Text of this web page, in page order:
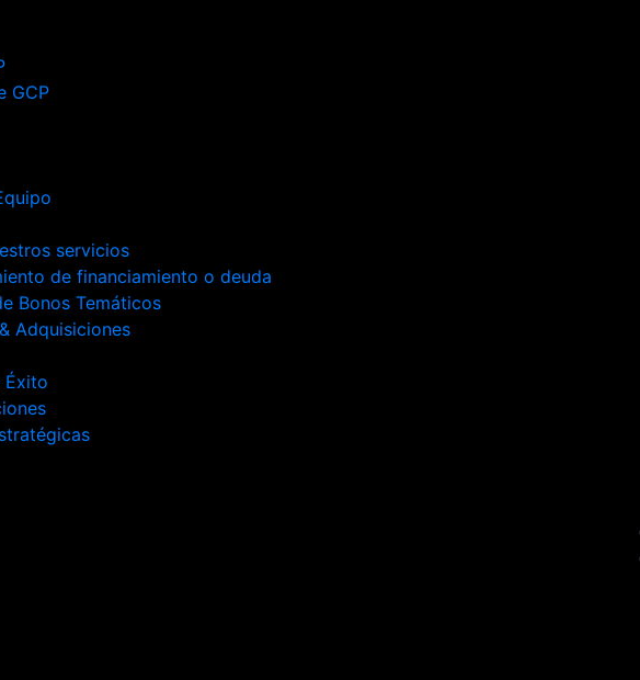
GCP
servicios
de financiamiento o deuda
Bonos Temáticos
Adquisiciones
Éxito